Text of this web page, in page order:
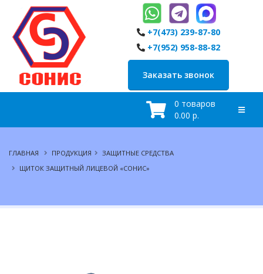
+7(473) 239-87-80
+7(952) 958-88-82
Заказать звонок
0 товаров
0.00 р.
ГЛАВНАЯ ПРОДУКЦИЯ
ЗАЩИТНЫЕ СРЕДСТВА
ЩИТОК ЗАЩИТНЫЙ ЛИЦЕВОЙ «СОНИС»